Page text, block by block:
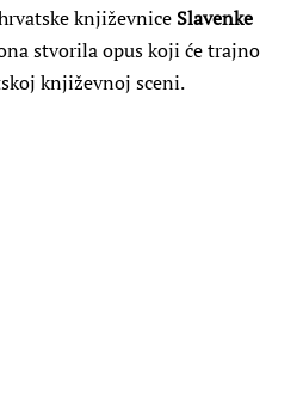
književnice Slavenke
stvorila opus koji će trajno
književnoj sceni.